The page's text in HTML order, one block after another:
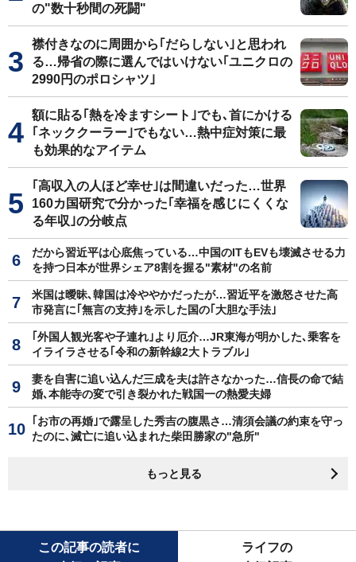
の"数十秒間の死闘"
襟付きなのに周囲から｢だらしない｣と思われ
る…帰省の際に選んではいけない｢ユニクロの
2990円のポロシャツ｣
額に貼る｢熱を冷ますシート｣でも､首にかける
｢ネッククーラー｣でもない…熱中症対策に最
も効果的なアイテム
｢高収入の人ほど幸せ｣は間違いだった…世界
160カ国研究で分かった｢幸福を感じにくくな
る年収｣の分岐点
だから習近平は心底焦っている…中国のITもEVも壊滅させる力
を持つ日本が世界シェア8割を握る"素材"の名前
米国は曖昧､韓国は冷ややかだったが…習近平を激怒させた高
市発言に｢無言の支持｣を示した国の｢大胆な手法｣
｢外国人観光客や子連れ｣より厄介…JR東海が明かした､乗客を
イライラさせる｢令和の新幹線2大トラブル｣
妻を自害に追い込んだ三成を夫は許さなかった…信長の命で結
婚､本能寺の変で引き裂かれた戦国一の熱愛夫婦
｢お市の再婚｣で露呈した秀吉の腹黒さ…清須会議の約束を守っ
たのに､滅亡に追い込まれた柴田勝家の"急所"
もっと見る
この記事の読者に
ライフの